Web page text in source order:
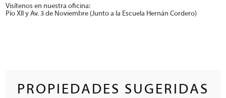
Visítenos en nuestra oficina:
Pío XII y Av. 3 de Noviembre (Junto a la Escuela Hernán Cordero)
PROPIEDADES SUGERIDAS